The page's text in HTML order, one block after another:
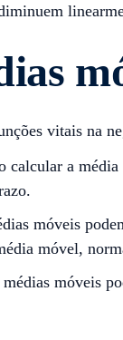
vitais na
calcular a média
móveis
móvel,
móveis